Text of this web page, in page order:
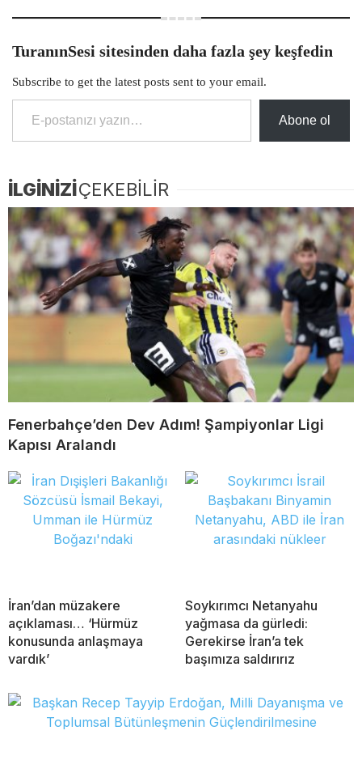
TuranınSesi sitesinden daha fazla şey keşfedin
Subscribe to get the latest posts sent to your email.
E-postanızı yazın…
Abone ol
İLGİNİZİÇEKEBİLİR
Fenerbahçe’den Dev Adım! Şampiyonlar Ligi
Kapısı Aralandı
İran’dan müzakere
açıklaması… ‘Hürmüz
konusunda anlaşmaya
vardık’
Soykırımcı Netanyahu
yağmasa da gürledi:
Gerekirse İran’a tek
başımıza saldırırız